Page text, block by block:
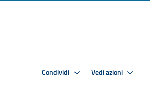
Condividi Vedi azioni